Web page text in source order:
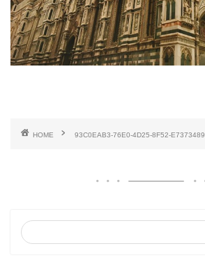
HOME 93C0EAB3-76E0-4D25-8F52-